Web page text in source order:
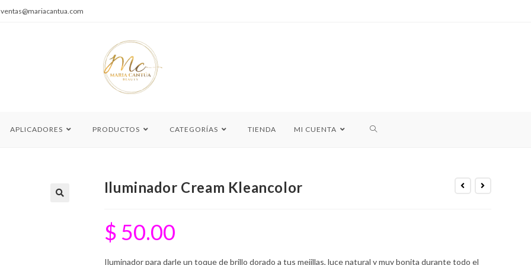
ventas@mariacantua.com
APLICADORES PRODUCTOS CATEGORÍAS TIENDA MI CUENTA
Iluminador Cream Kleancolor
$ 50.00
Iluminador para darle un toque de brillo dorado a tus mejillas, luce natural y muy bonita durante todo el